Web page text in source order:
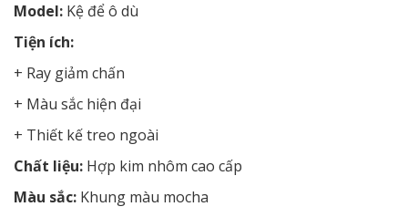
Model: Kệ để ô dù
Tiện ích:
+ Ray giảm chấn
+ Màu sắc hiện đại
+ Thiết kế treo ngoài
Chất liệu: Hợp kim nhôm cao cấp
Màu sắc: Khung màu mocha